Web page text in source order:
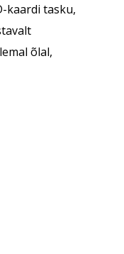
kaardi tasku,
õlal,